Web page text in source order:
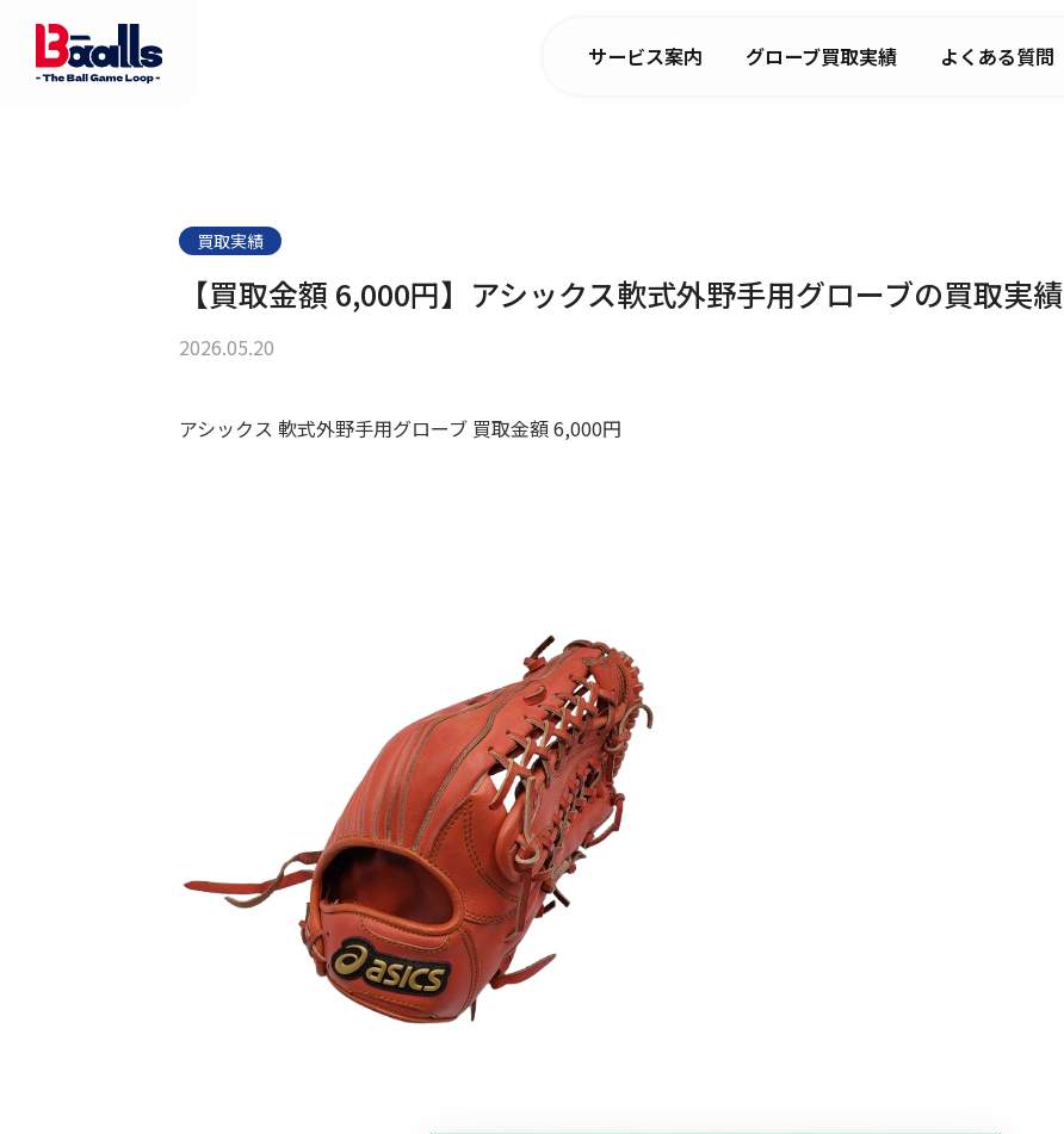
サービス案内 グローブ買取実績 よくある質問
買取実績
【買取金額 6,000円】アシックス軟式外野手用グローブの買取実績
2026.05.20
アシックス 軟式外野手用グローブ 買取金額 6,000円